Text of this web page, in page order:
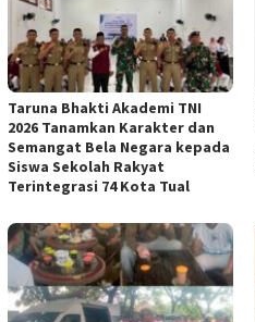
Taruna Bhakti Akademi TNI
2026 Tanamkan Karakter dan
Semangat Bela Negara kepada
Siswa Sekolah Rakyat
Terintegrasi 74 Kota Tual